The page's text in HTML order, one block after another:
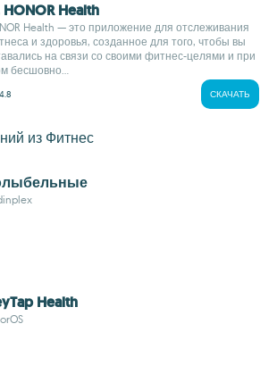
HONOR Health
Health — это приложение для отслеживания
и здоровья, созданное для того, чтобы вы
на связи со своими фитнес-целями и при
бесшовно...
4.8 СКАЧАТЬ
из Фитнес
Health